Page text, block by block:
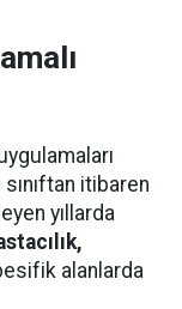
itibaren
yıllarda
alanlarda